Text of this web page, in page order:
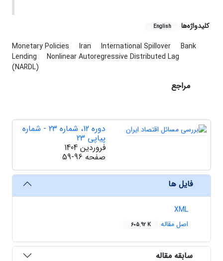
کلیدواژه‌ها English
Monetary Policies Iran International Spillover
Bank
Lending
Nonlinear Autoregressive Distributed Lag
(NARDL)
مراجع
دوره 12، شماره 23 - شماره
پیاپی 23
فروردین 1404
صفحه 59-96
فایل ها
XML
اصل مقاله
605.92 K
سابقه مقاله